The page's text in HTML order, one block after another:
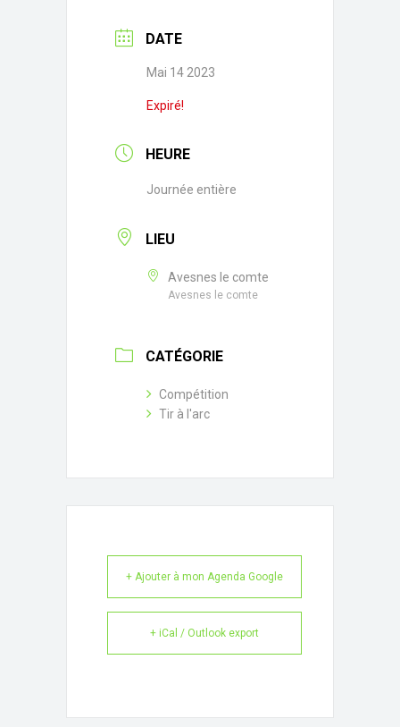
DATE
Mai 14 2023
Expiré!
HEURE
Journée entière
LIEU
Avesnes le comte
Avesnes le comte
CATÉGORIE
Compétition
Tir à l'arc
+ Ajouter à mon Agenda Google
+ iCal / Outlook export